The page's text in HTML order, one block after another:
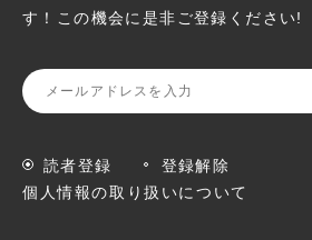
す！この機会に 是非ご登録ください!
読者登録
登録解除
個人情報の取り扱いについて